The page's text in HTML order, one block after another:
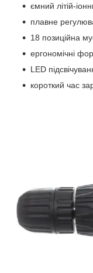
ємний літій-
плавне
18 позиційна
ергономічні
LED
короткий час